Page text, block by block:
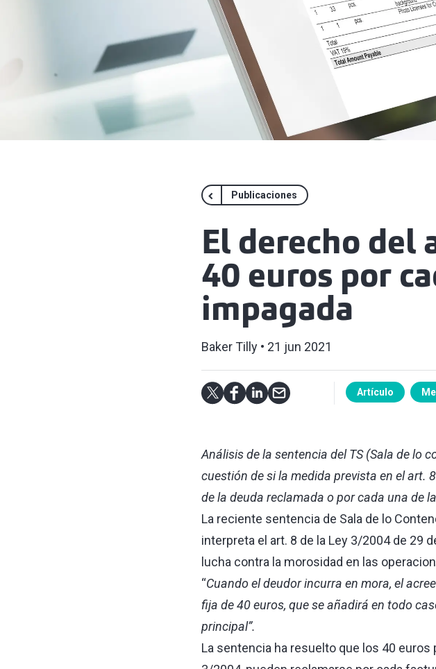
Publicaciones
El derecho del
40 euros por
impagada
Baker Tilly 21 jun 2021
Artículo
Análisis de la sentencia del TS (Sala de lo
cuestión de si la medida prevista en el art.
de la deuda reclamada o por cada una de
La reciente sentencia de Sala de lo
interpreta el art. 8 de la Ley 3/2004 de 29
lucha contra la morosidad en las
“Cuando el deudor incurra en mora, el
fija de 40 euros, que se añadirá en todo
principal”.
La sentencia ha resuelto que los 40